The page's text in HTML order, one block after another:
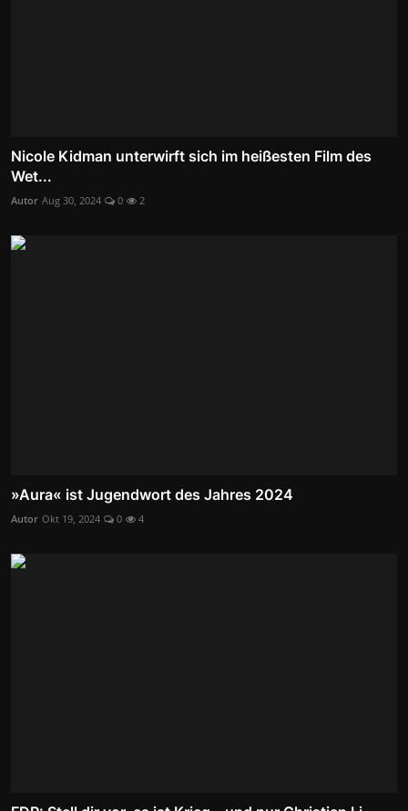
Nicole Kidman unterwirft sich im heißesten Film des
Wet...
Autor Aug 30, 2024 0 2
»Aura« ist Jugendwort des Jahres 2024
Autor Okt 19, 2024 0 4